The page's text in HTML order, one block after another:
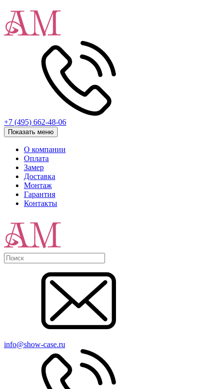
+7 (495) 662-48-06
Показать меню
О компании
Оплата
Замер
Доставка
Монтаж
Гарантия
Контакты
info@show-case.ru